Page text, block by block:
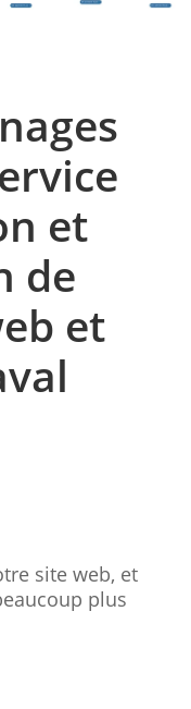
et
de
et
site web, et
plus